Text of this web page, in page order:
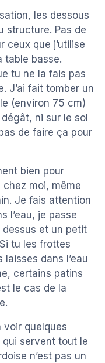
les dessous
structure. Pas de
ceux que j’utilise
table basse.
tu ne la fais pas
J’ai fait tomber un
(environ 75 cm)
ni sur le sol
de faire ça pour
bien pour
chez moi, même
Je fais attention
l’eau, je passe
dessus et un petit
tu les frottes
dans l’eau
certains patins
le cas de la
voir quelques
qui servent tout le
n’est pas un